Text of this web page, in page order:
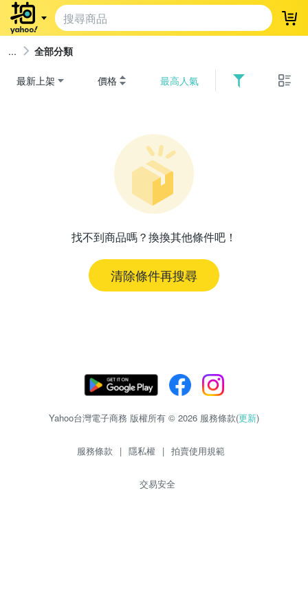
登
全部分類
最新上架 價格 最高人氣
找不到商品嗎？換換其他條件吧！
清除條件再搜尋
Yahoo台灣電子商務 版權所有 © 2026 服務條款(更新)
服務條款 | 隱私權 | 拍賣使用規範
交易安全